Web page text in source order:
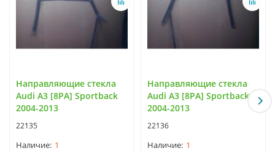
Направляющие стекла
Audi A3 [8PA] Sportback
2004-2013
22135
1
Направляющие стекла
Audi A3 [8PA] Sportback
2004-2013
22136
1